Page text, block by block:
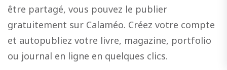
être partagé, vous pouvez le publier
gratuitement sur Calaméo. Créez votre compte
et autopubliez votre livre, magazine, portfolio
ou journal en ligne en quelques clics.